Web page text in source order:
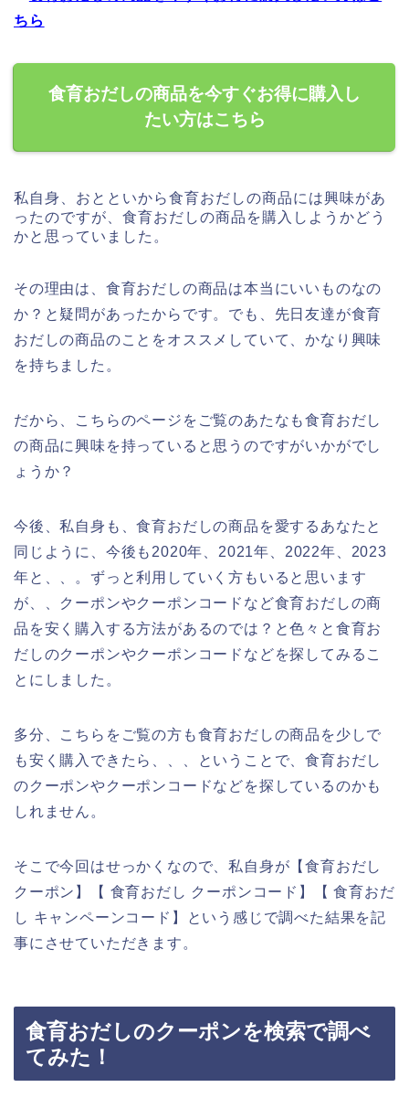
ちら
食育おだしの商品を今すぐお得に購入し
たい方はこちら
私自身、おとといから食育おだしの商品には興味があ
ったのですが、食育おだしの商品を購入しようかどう
かと思っていました。
その理由は、食育おだしの商品は本当にいいものなの
か？と疑問があったからです。でも、先日友達が食育
おだしの商品のことをオススメしていて、かなり興味
を持ちました。
だから、こちらのページをご覧のあたなも食育おだし
の商品に興味を持っていると思うのですがいかがでし
ょうか？
今後、私自身も、食育おだしの商品を愛するあなたと
同じように、今後も2020年、2021年、2022年、2023
年と、、。ずっと利用していく方もいると思います
が、、クーポンやクーポンコードなど食育おだしの商
品を安く購入する方法があるのでは？と色々と食育お
だしのクーポンやクーポンコードなどを探してみるこ
とにしました。
多分、こちらをご覧の方も食育おだしの商品を少しで
も安く購入できたら、、、ということで、食育おだし
のクーポンやクーポンコードなどを探しているのかも
しれません。
そこで今回はせっかくなので、私自身が【食育おだし
クーポン】【 食育おだし クーポンコード】【 食育おだ
し キャンペーンコード】という感じで調べた結果を記
事にさせていただきます。
食育おだしのクーポンを検索で調べ
てみた！